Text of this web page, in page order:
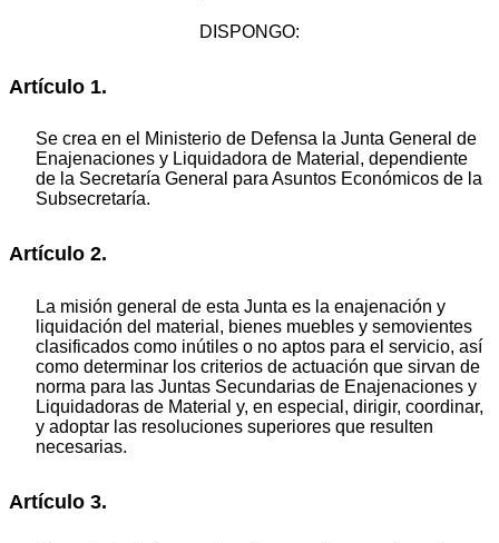
DISPONGO:
Artículo 1.
Se crea en el Ministerio de Defensa la Junta General de
Enajenaciones y Liquidadora de Material, dependiente
de la Secretaría General para Asuntos Económicos de la
Subsecretaría.
Artículo 2.
La misión general de esta Junta es la enajenación y
liquidación del material, bienes muebles y semovientes
clasificados como inútiles o no aptos para el servicio, así
como determinar los criterios de actuación que sirvan de
norma para las Juntas Secundarias de Enajenaciones y
Liquidadoras de Material y, en especial, dirigir, coordinar,
y adoptar las resoluciones superiores que resulten
necesarias.
Artículo 3.